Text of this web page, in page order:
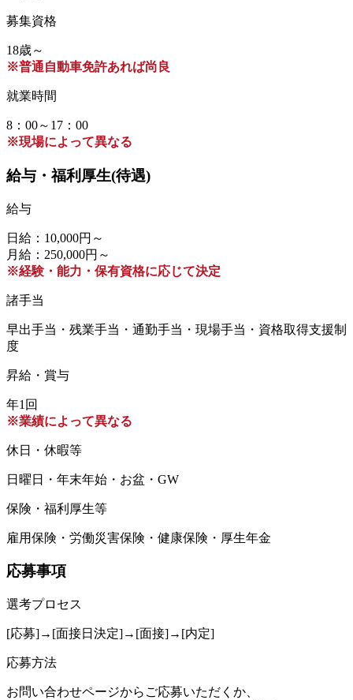
募集資格
18歳～
※普通自動車免許あれば尚良
就業時間
8：00～17：00
※現場によって異なる
給与・福利厚生(待遇)
給与
日給：10,000円～
月給：250,000円～
※経験・能力・保有資格に応じて決定
諸手当
早出手当・残業手当・通勤手当・現場手当・資格取得支援制
度
昇給・賞与
年1回
※業績によって異なる
休日・休暇等
日曜日・年末年始・お盆・GW
保険・福利厚生等
雇用保険・労働災害保険・健康保険・厚生年金
応募事項
選考プロセス
[応募]→[面接日決定]→[面接]→[内定]
応募方法
お問い合わせページからご応募いただくか、